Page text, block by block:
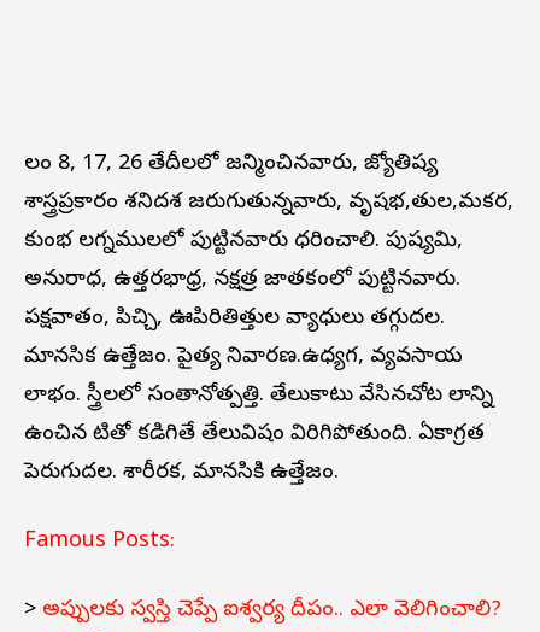
నీలం 8, 17, 26 తేదీలలో జన్మించినవారు, జ్యోతిష్య
శాస్త్రప్రకారం శనిదశ జరుగుతున్నవారు, వృషభ,తుల,మకర,
కుంభ లగ్నములలో పుట్టినవారు ధరించాలి. పుష్యమి,
అనురాధ, ఉత్తరభాధ్ర, నక్షత్ర జాతకంలో పుట్టినవారు.
పక్షవాతం, పిచ్చి, ఊపిరితిత్తుల వ్యాధులు తగ్గుదల.
మానసిక ఉత్తేజం. పైత్య నివారణ.ఉధ్యగ, వ్యవసాయ
లాభం. స్త్రీలలో సంతానోత్పత్తి. తేలుకాటు వేసినచోట నీలాన్ని
ఉంచిన నీటితో కడిగితే తేలువిషం విరిగిపోతుంది. ఏకాగ్రత
పెరుగుదల. శారీరక, మానసికి ఉత్తేజం.
Famous Posts:
> అప్పులకు స్వస్తి చెప్పే ఐశ్వర్య దీపం.. ఎలా వెలిగించాలి?